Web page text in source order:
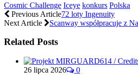
Cosmic Challenge Iceye konkurs Polska
Previous Article72 loty Ingenuity
Next Article
Scanway współpracuje z
Related Posts
26 lipca 2026 0